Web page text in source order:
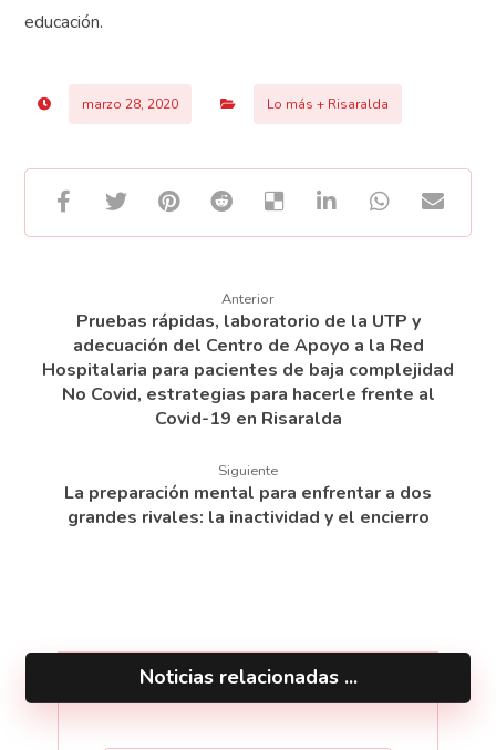
educación.
marzo 28, 2020 Lo más + Risaralda
Anterior
Pruebas rápidas, laboratorio de la UTP y
adecuación del Centro de Apoyo a la Red
Hospitalaria para pacientes de baja complejidad
No Covid, estrategias para hacerle frente al
Covid-19 en Risaralda
Siguiente
La preparación mental para enfrentar a dos
grandes rivales: la inactividad y el encierro
Noticias relacionadas ...